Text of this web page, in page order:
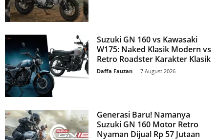
Suzuki GN 160 vs Kawasaki
W175: Naked Klasik Modern vs
Retro Roadster Karakter Klasik
Daffa Fauzan 7 August 2026
Generasi Baru! Namanya
Suzuki GN 160 Motor Retro
Nyaman Dijual Rp 57 Jutaan